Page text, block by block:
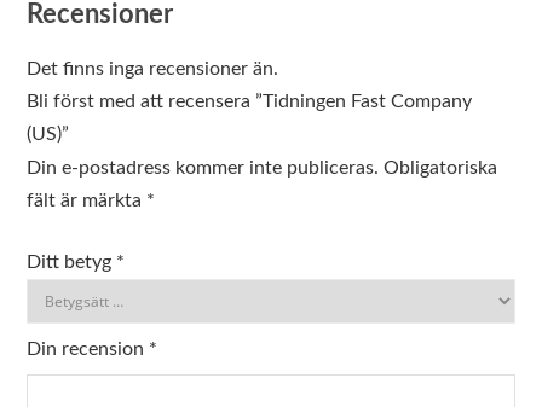
Recensioner
Det finns inga recensioner än.
Bli först med att recensera ”Tidningen Fast Company
(US)”
Din e-postadress kommer inte publiceras. Obligatoriska
fält är märkta *
Ditt betyg *
Din recension *